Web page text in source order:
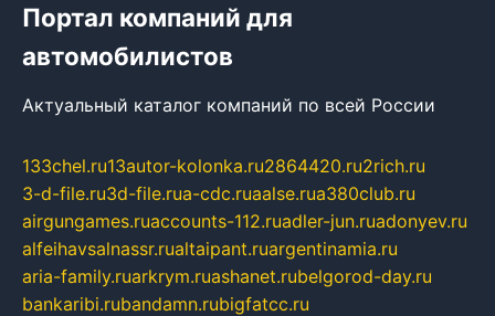
Портал компаний для
автомобилистов
Актуальный каталог компаний по всей России
133chel.ru13autor-kolonka.ru2864420.ru2rich.ru
3-d-file.ru3d-file.rua-cdc.ruaalse.rua380club.ru
airgungames.ruaccounts-112.ruadler-jun.ruadonyev.ru
alfeihavsalnassr.rualtaipant.ruargentinamia.ru
aria-family.ruarkrym.ruashanet.rubelgorod-day.ru
bankaribi.rubandamn.rubigfatcc.ru